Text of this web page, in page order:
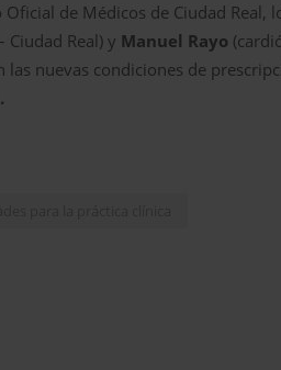
de Médicos de Ciudad Real,
Real) y Manuel Rayo
nuevas condiciones de